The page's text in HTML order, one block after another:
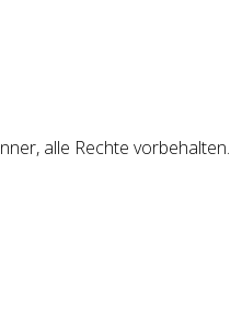
alle Rechte vorbehalten.